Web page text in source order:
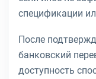
спецификации
После
банковский
доступность